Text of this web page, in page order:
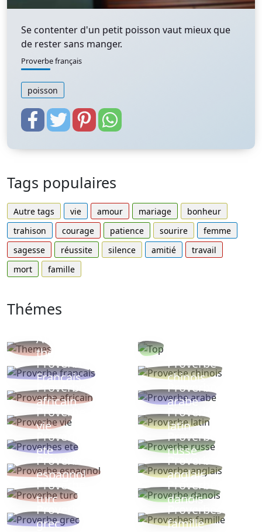
Se contenter d'un petit poisson vaut mieux que
de rester sans manger.
Proverbe français
poisson
Tags populaires
Autre tags vie amour mariage
bonheur
trahison
courage patience sourire
femme
sagesse
réussite silence amitié
travail
mort
famille
Thémes
Autres
thèmes
Proverbe
Français
Proverbe
chinois
Proverbe
africain
Proverbe
arabe
Proverbe
vie
Proverbe
latin
Proverbes
ete
Proverbe
russe
Proverbe
espagnol
Proverbe
anglais
Proverbe
turc
Proverbe
danois
Proverbe
grec
Proverbes
famille